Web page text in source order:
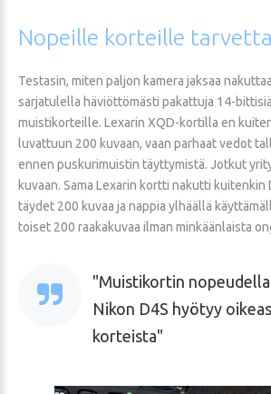
Nopeille korteille tarvetta
Testasin, miten paljon kamera jaksaa
sarjatulella häviöttömästi pakattuja 14-
muistikorteille. Lexarin XQD-kortilla en
luvattuun 200 kuvaan, vaan parhaat vedot
ennen puskurimuistin täyttymistä. Jotkut
kuvaan. Sama Lexarin kortti nakutti kuitenkin
täydet 200 kuvaa ja nappia ylhäällä
toiset 200 raakakuvaa ilman minkäänlaista
Muistikortin nopeudella
Nikon D4S hyötyy
korteista